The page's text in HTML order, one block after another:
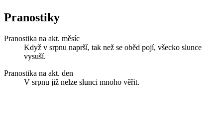
Pranostiky
Pranostika na akt. měsíc
Když v srpnu naprší, tak než se oběd pojí, všecko slunce
vysuší.
Pranostika na akt. den
V srpnu již nelze slunci mnoho věřit.